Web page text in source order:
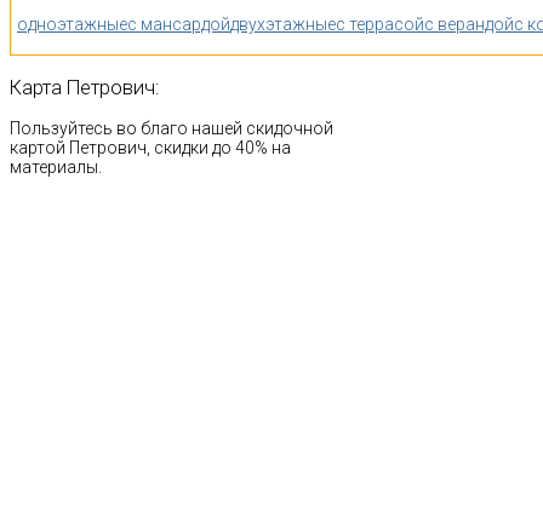
одноэтажныес мансардойдвухэтажныес террасойс верандойс
Карта Петрович:
Пользуйтесь во благо нашей скидочной
картой Петрович, скидки до 40% на
материалы.